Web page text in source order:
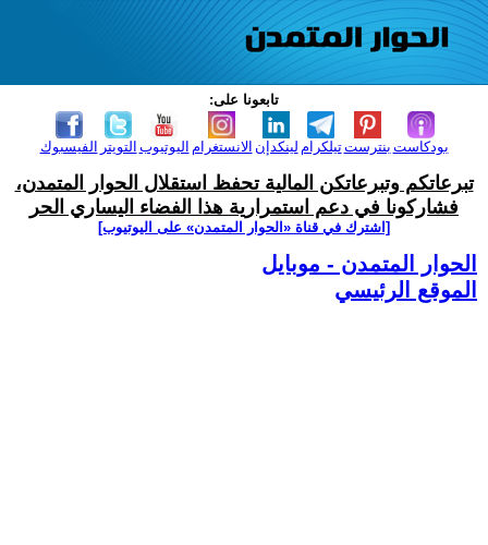
تابعونا على:
الفيسبوك التويتر اليوتيوب الانستغرام لينكدإن تيلكرامبنترست بودكاست
تبرعاتكم وتبرعاتكن المالية تحفظ استقلال الحوار المتمدن،
فشاركونا في دعم استمرارية هذا الفضاء اليساري الحر
[اشترك في قناة ‫«الحوار المتمدن» على اليوتيوب]
الحوار المتمدن - موبايل
الموقع الرئيسي